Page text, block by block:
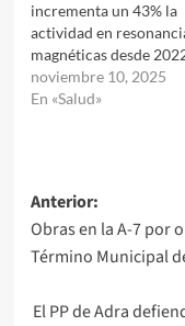
incrementa un 43% la
actividad en
magnéticas desde
noviembre 10, 2025
En «Salud»
Navegación
de
entradas
Anterior:
Obras en la A-7 por
Término Municipal
El PP de Adra